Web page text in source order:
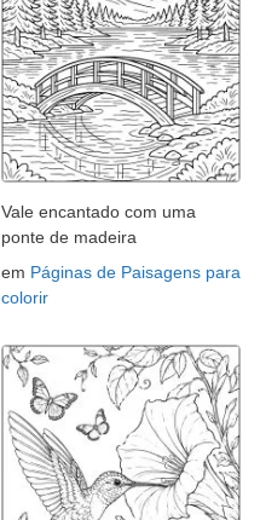
Vale encantado com uma
ponte de madeira
em Páginas de Paisagens para
colorir